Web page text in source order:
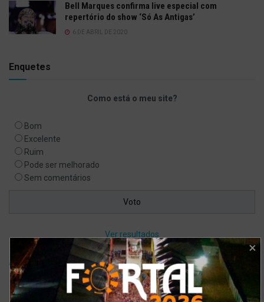
Bell Marques confirma live especial com
repertório do show ‘Só As Antigas’
6 DE ABRIL DE 2020
Enquetes
Como está o meu site?
Bom
Excelente
Ruim
Pode ser melhorado
Sem comentários
Ver resultados
Arquivo de enquete